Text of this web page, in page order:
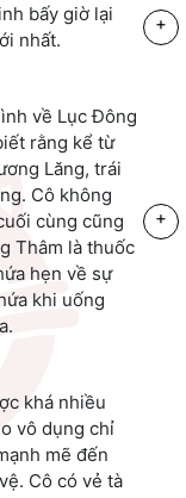
bấy giờ lại
nhất.
+
về Lục Đông
rằng kể từ
Lăng, trái
Cô không
cùng cũng
Thâm là thuốc
hẹn về sự
khi uống
+
khá nhiều
vô dụng chỉ
mẽ đến
Cô có vẻ tà